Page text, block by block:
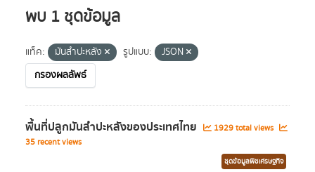
พบ 1 ชุดข้อมูล
แท็ค: มันสำปะหลัง รูปแบบ:
JSON
กรองผลลัพธ์
พื้นที่ปลูกมันสำปะหลังของประเทศไทย
1929 total views
35 recent views
ชุดข้อมูลพืชเศรษฐกิจ